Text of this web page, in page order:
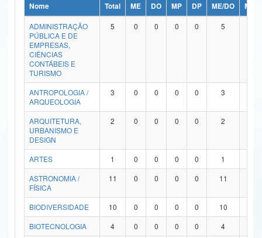
Ministério da Ciência, Tecnologia, Inovações e Comunicações
Ministério do Meio Ambiente
Ministério do Turismo
Ministério do Desenvolvimento Regional
Controladoria-Geral da União
Ministério da Mulher, da Família e dos Direitos Humanos
Secretaria de Governo
Advocacia-Geral da União
Nome Total ME DO MP DP ME/DO
MP/
ADMINISTRAÇÃO
PÚBLICA E DE
EMPRESAS,
CIÊNCIAS
CONTÁBEIS E
TURISMO
5 0 0 0 0 5
ANTROPOLOGIA /
ARQUEOLOGIA
3 0 0 0 0 3
ARQUITETURA,
URBANISMO E
DESIGN
2 0 0 0 0 2
ARTES 1 0 0 0 0 1
ASTRONOMIA /
FÍSICA
11 0 0 0 0 11
BIODIVERSIDADE 10 0 0 0 0 10
BIOTECNOLOGIA
4 0 0 0 0 4